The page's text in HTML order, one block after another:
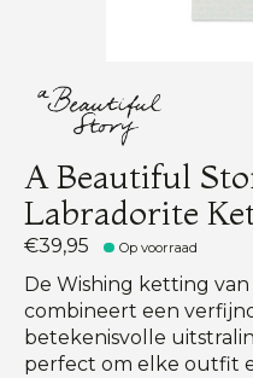
A Beautiful
Labradorite
€39,95 Op voorraad
De Wishing ketting
combineert een
betekenisvolle
perfect om elke outfit